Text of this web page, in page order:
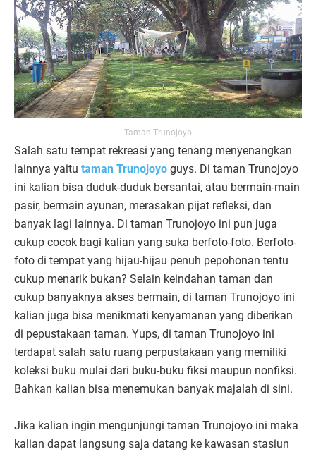
Taman Trunojoyo
Salah satu tempat rekreasi yang tenang menyenangkan
lainnya yaitu taman Trunojoyo guys. Di taman Trunojoyo
ini kalian bisa duduk-duduk bersantai, atau bermain-main
pasir, bermain ayunan, merasakan pijat refleksi, dan
banyak lagi lainnya. Di taman Trunojoyo ini pun juga
cukup cocok bagi kalian yang suka berfoto-foto. Berfoto-
foto di tempat yang hijau-hijau penuh pepohonan tentu
cukup menarik bukan? Selain keindahan taman dan
cukup banyaknya akses bermain, di taman Trunojoyo ini
kalian juga bisa menikmati kenyamanan yang diberikan
di pepustakaan taman. Yups, di taman Trunojoyo ini
terdapat salah satu ruang perpustakaan yang memiliki
koleksi buku mulai dari buku-buku fiksi maupun nonfiksi.
Bahkan kalian bisa menemukan banyak majalah di sini.
Jika kalian ingin mengunjungi taman Trunojoyo ini maka
kalian dapat langsung saja datang ke kawasan stasiun